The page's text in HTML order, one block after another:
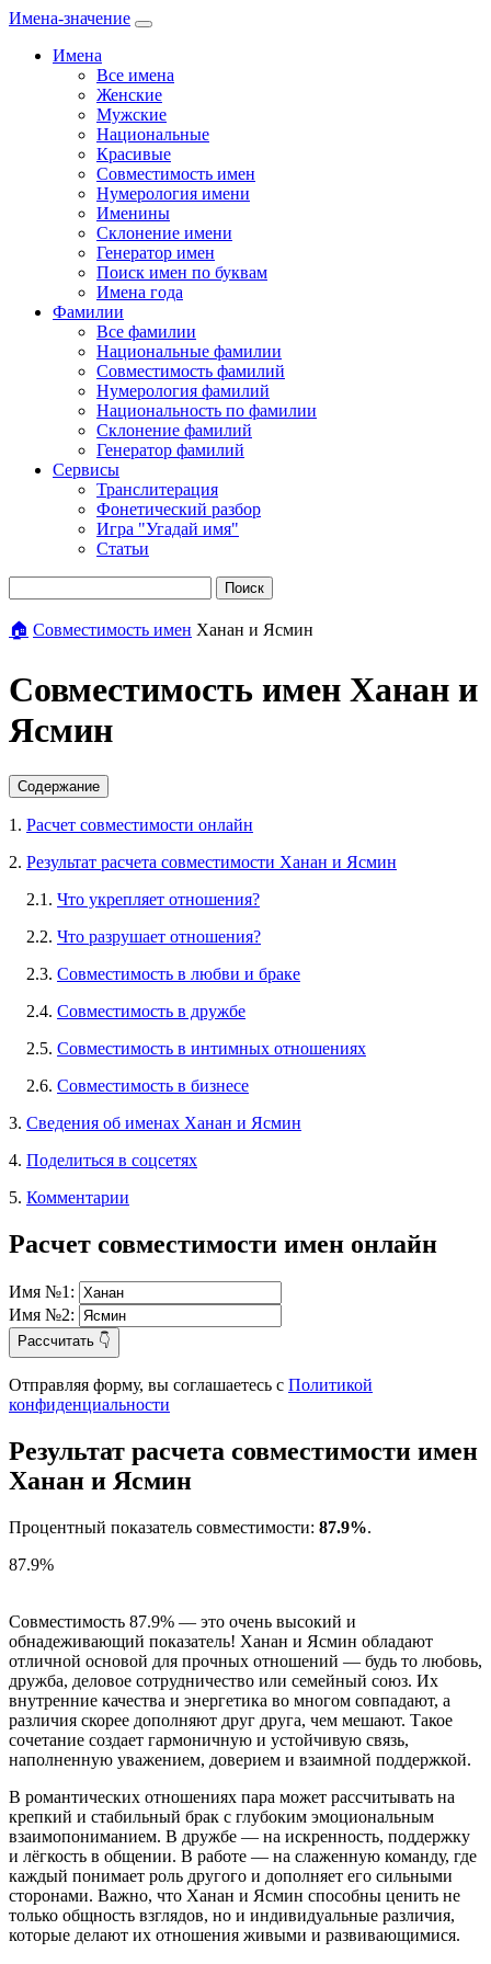
Имена-значение
Имена
Все имена
Женские
Мужские
Национальные
Красивые
Совместимость имен
Нумерология имени
Именины
Склонение имени
Генератор имен
Поиск имен по буквам
Имена года
Фамилии
Все фамилии
Национальные фамилии
Совместимость фамилий
Нумерология фамилий
Национальность по фамилии
Склонение фамилий
Генератор фамилий
Сервисы
Транслитерация
Фонетический разбор
Игра "Угадай имя"
Статьи
Поиск
🏠 Совместимость имен Ханан и Ясмин
Совместимость имен Ханан и
Ясмин
Содержание
1. Расчет совместимости онлайн
2. Результат расчета совместимости Ханан и Ясмин
2.1. Что укрепляет отношения?
2.2. Что разрушает отношения?
2.3. Совместимость в любви и браке
2.4. Совместимость в дружбе
2.5. Совместимость в интимных отношениях
2.6. Совместимость в бизнесе
3. Сведения об именах Ханан и Ясмин
4. Поделиться в соцсетях
5. Комментарии
Расчет совместимости имен онлайн
Имя №1:
Имя №2:
Рассчитать 👇
Отправляя форму, вы соглашаетесь с Политикой
конфиденциальности
Результат расчета совместимости имен
Ханан и Ясмин
Процентный показатель совместимости: 87.9%.
87.9%
Совместимость 87.9% — это очень высокий и
обнадеживающий показатель! Ханан и Ясмин обладают
отличной основой для прочных отношений — будь то любовь,
дружба, деловое сотрудничество или семейный союз. Их
внутренние качества и энергетика во многом совпадают, а
различия скорее дополняют друг друга, чем мешают. Такое
сочетание создает гармоничную и устойчивую связь,
наполненную уважением, доверием и взаимной поддержкой.
В романтических отношениях пара может рассчитывать на
крепкий и стабильный брак с глубоким эмоциональным
взаимопониманием. В дружбе — на искренность, поддержку
и лёгкость в общении. В работе — на слаженную команду, где
каждый понимает роль другого и дополняет его сильными
сторонами. Важно, что Ханан и Ясмин способны ценить не
только общность взглядов, но и индивидуальные различия,
которые делают их отношения живыми и развивающимися.